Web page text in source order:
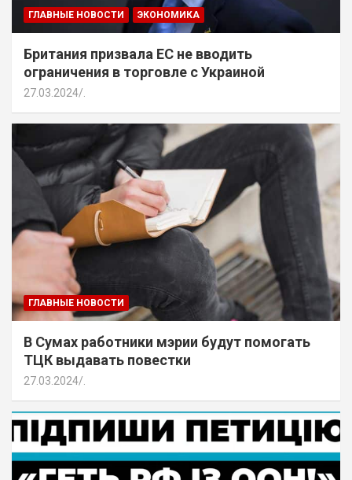
ГЛАВНЫЕ НОВОСТИ ЭКОНОМИКА
Британия призвала ЕС не вводить
ограничения в торговле с Украиной
27.03.2024
ГЛАВНЫЕ НОВОСТИ
В Сумах работники мэрии будут помогать
ТЦК выдавать повестки
27.03.2024